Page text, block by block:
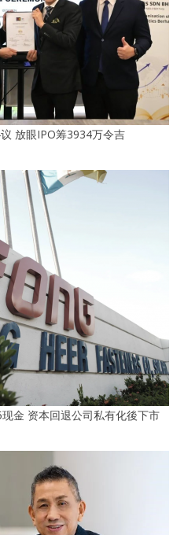
放眼IPO筹3934万令吉
金 资本回退公司私有化後下市